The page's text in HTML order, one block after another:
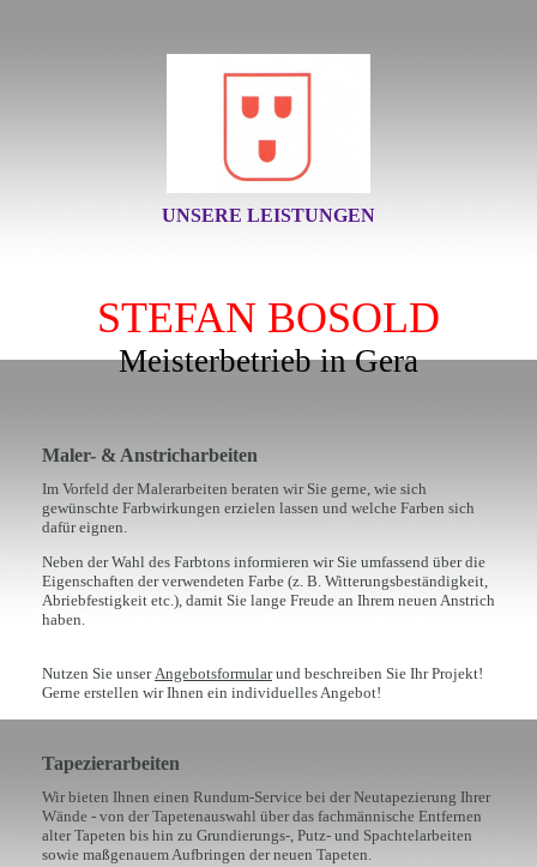
UNSERE LEISTUNGEN
STEFAN BOSOLD
Meisterbetrieb in Gera
Maler- & Anstricharbeiten
Im Vorfeld der Malerarbeiten beraten wir Sie gerne, wie sich
gewünschte Farbwirkungen erzielen lassen und welche Farben sich
dafür eignen.
Neben der Wahl des Farbtons informieren wir Sie umfassend über die
Eigenschaften der verwendeten Farbe (z. B. Witterungsbeständigkeit,
Abriebfestigkeit etc.), damit Sie lange Freude an Ihrem neuen Anstrich
haben.
Nutzen Sie unserAngebotsformularund beschreiben Sie Ihr Projekt!
Gerne erstellen wir Ihnen ein individuelles Angebot!
Tapezierarbeiten
Wir bieten Ihnen einen Rundum-Service bei der Neutapezierung Ihrer
Wände - von der Tapetenauswahl über das fachmännische Entfernen
alter Tapeten bis hin zu Grundierungs-, Putz- und Spachtelarbeiten
sowie maßgenauem Aufbringen der neuen Tapeten.